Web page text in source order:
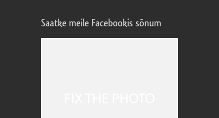
Saatke meile Facebookis sõnum